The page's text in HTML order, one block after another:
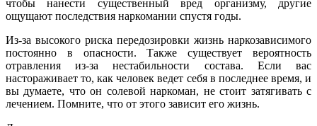
чтобы нанести существенный вред организму, другие
ощущают последствия наркомании спустя годы.
Из-за высокого риска передозировки жизнь наркозависимого
постоянно в опасности. Также существует вероятность
отравления из-за нестабильности состава. Если вас
настораживает то, как человек ведет себя в последнее время, и
вы думаете, что он солевой наркоман, не стоит затягивать с
лечением. Помните, что от этого зависит его жизнь.